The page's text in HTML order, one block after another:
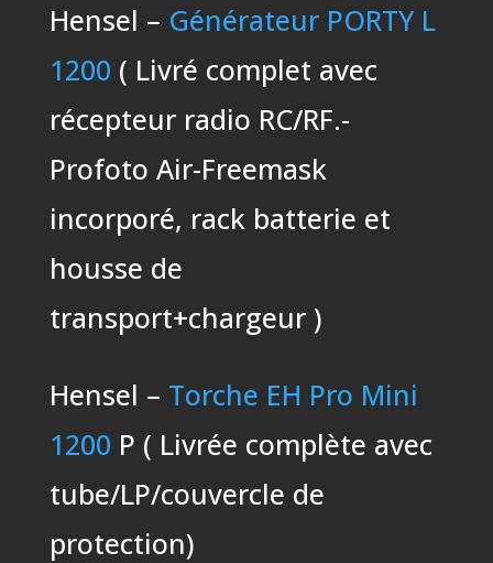
Hensel – Générateur PORTY L
1200 ( Livré complet avec
récepteur radio RC/RF.-
Profoto Air-Freemask
incorporé, rack batterie et
housse de
transport+chargeur )
Hensel – Torche EH Pro Mini
1200 P ( Livrée complète avec
tube/LP/couvercle de
protection)